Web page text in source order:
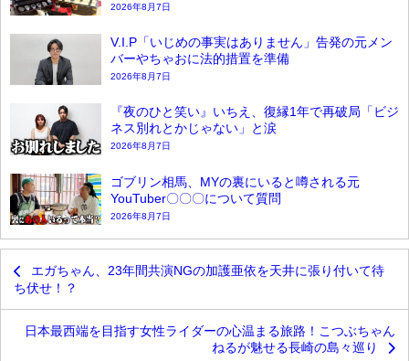
2026年8月7日
V.I.P「いじめの事実はありません」告発の元メン
バーやちゃおに法的措置を準備
2026年8月7日
『夜のひと笑い』いちえ、復縁1年で再破局「ビジ
ネス別れとかじゃない」と涙
2026年8月7日
ゴブリン相馬、MYの裏にいると噂される元
YouTuber〇〇〇について質問
2026年8月7日
エガちゃん、23年間共演NGの加護亜依を天井に張り付いて待
ち伏せ！？
日本最西端を目指す女性ライダーの心温まる旅路！こつぶちゃん
ねるが魅せる長崎の島々巡り